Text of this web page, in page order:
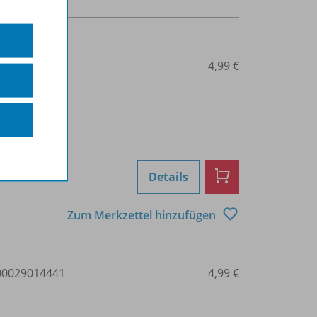
4,99 €
Details
Zum Merkzettel hinzufügen
4,99 €